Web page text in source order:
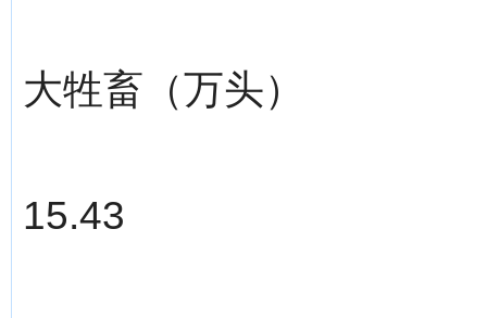
大牲畜（万头）
15.43